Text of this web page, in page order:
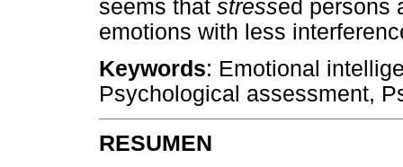
seems that stressed persons
emotions with less
Keywords: Emotional
Psychological assessment,
RESUMEN